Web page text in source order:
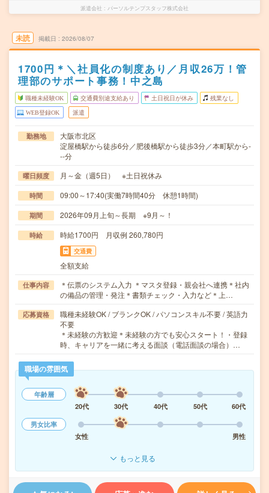
派遣会社 パーソルテンプスタッフ株式会社
未読 掲載日 2026/08/07
1700円＊＼社員化の制度あり／月収26万！管
理部のサポート事務！中之島
職種未経験OK 交通費別途支給あり 土日祝日が休み 残業なし
WEB登録OK 派遣
勤務地
大阪市北区
淀屋橋駅から徒歩6分／肥後橋駅から徒歩3分／本町駅から-
--分
曜日頻度 月～金（週5日） ※土日祝休み
時間 09:00～17:40(実働7時間40分 休憩1時間)
期間 2026年09月上旬～長期 ※9月～！
時給 時給1700円 月収例 260,780円
交通費
全額支給
仕事内容
＊伝票のシステム入力 ＊マスタ登録・親会社へ連携＊社内
の備品の管理・発注＊書類チェック・入力など＊上…
応募資格
職種未経験OK / ブランクOK / パソコンスキル不要 / 英語力
不要
＊未経験の方歓迎＊未経験の方でも安心スタート！・登録
時、キャリアを一緒に考える面談（電話面談の場合）…
職場の雰囲気
年齢層
20代
30代 40代 50代
60代
男女比率
女性
男性
もっと見る